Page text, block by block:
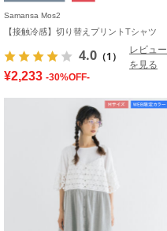
Samansa Mos2
【接触冷感】切り替えプリントTシャツ
4.0 （1）
レビュー
を見る
¥2,233 -30%OFF-